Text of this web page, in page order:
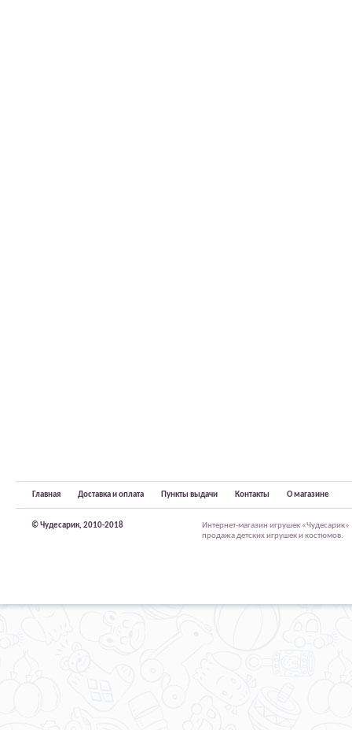
Главная Доставка и оплата Пункты выдачи Контакты О магазине
© Чудесарик, 2010-2018
Интернет-магазин игрушек
продажа детских игрушек и костюмов.